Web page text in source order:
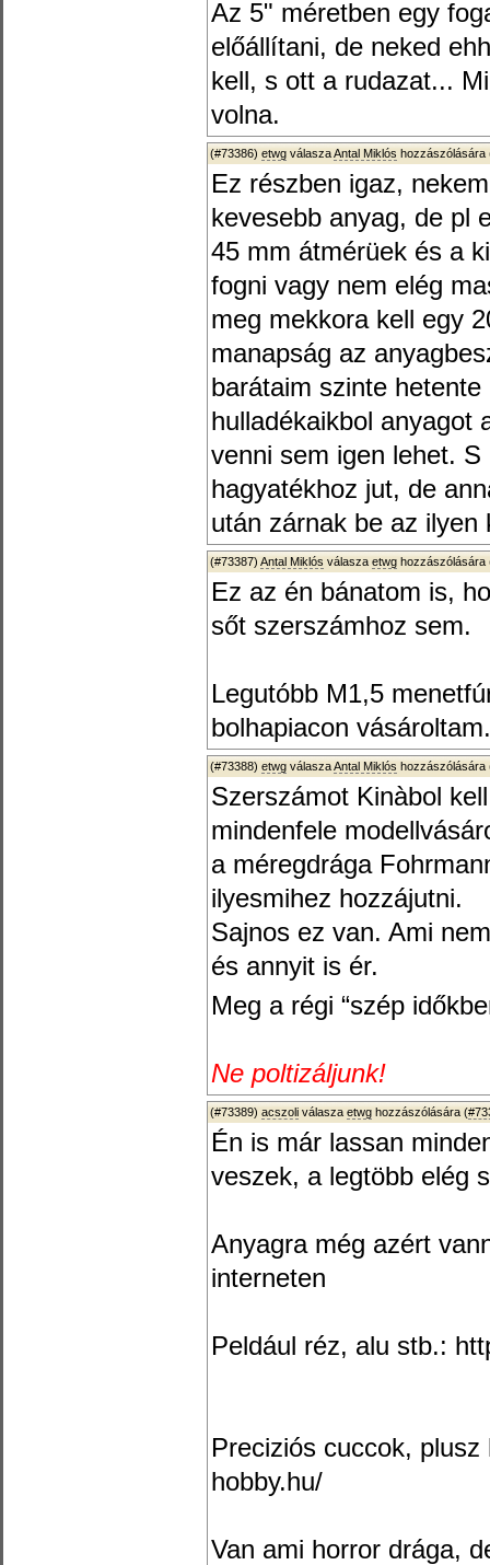
Az 5" méretben egy
előállítani, de neked
kell, s ott a rudazat...
volna.
(#73386) etwg válaszaAntal Miklós hozzászólására
Ez részben igaz,
kevesebb anyag, de pl
45 mm átmérüek és a
fogni vagy nem elég
meg mekkora kell egy
manapság az
barátaim szinte
hulladékaikbol anyagot
venni sem igen lehet.
hagyatékhoz jut, de
után zárnak be az ilyen
(#73387) Antal Miklós válasza etwg hozzászólására
Ez az én bánatom is,
sőt szerszámhoz sem.
Legutóbb M1,5
bolhapiacon vásároltam.
(#73388) etwg válaszaAntal Miklós hozzászólására
Szerszámot Kinàbol
mindenfele
a méregdrága
ilyesmihez hozzájutni.
Sajnos ez van. Ami
és annyit is ér.
Meg a régi “szép
Ne poltizáljunk!
(#73389) acszoli válasza etwg hozzászólására (
Én is már lassan
veszek, a legtöbb elég
Anyagra még azért
interneten
Peldául réz, alu stb.:
Preciziós cuccok,
hobby.hu/
Van ami horror drága,